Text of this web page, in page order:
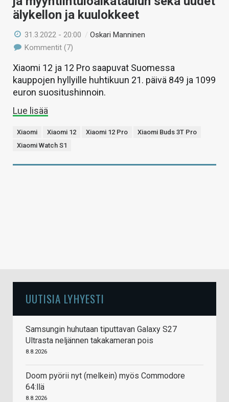
älykellon ja kuulokkeet
31.3.2022 - 20:00 /Oskari Manninen
Kommentit (7)
Xiaomi 12 ja 12 Pro saapuvat Suomessa
kauppojen hyllyille huhtikuun 21. päivä 849 ja 1099
euron suositushinnoin.
Lue lisää
Xiaomi Xiaomi 12 Xiaomi 12 Pro
Xiaomi Buds 3T Pro
Xiaomi Watch S1
UUTISIA LYHYESTI
Samsungin huhutaan tiputtavan Galaxy S27
Ultrasta neljännen takakameran pois
8.8.2026
Doom pyörii nyt (melkein) myös Commodore
64:llä
8.8.2026